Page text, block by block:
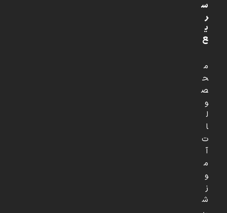
س
ر
ی
ع
م
ح
ص
و
ل
ا
ت
آ
م
و
ز
ش